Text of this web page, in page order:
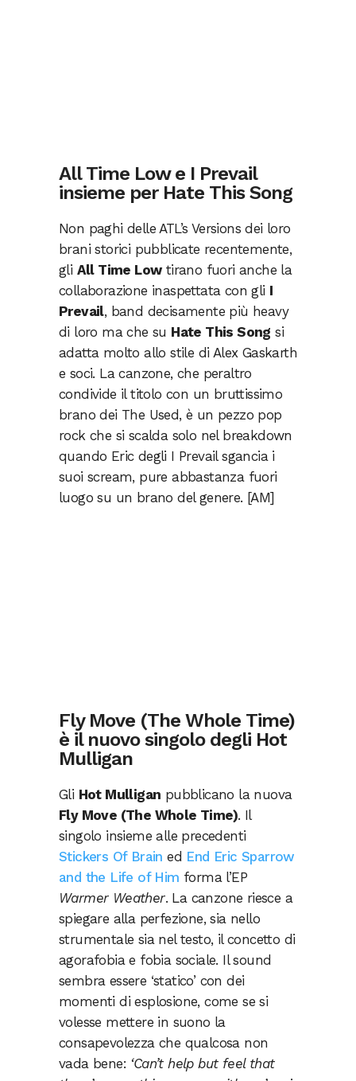
All Time Low e I Prevail
insieme per Hate This Song
Non paghi delle ATL’s Versions dei loro
brani storici pubblicate recentemente,
gli All Time Lowtirano fuori anche la
collaborazione inaspettata con gli I
Prevail, band decisamente più heavy
di loro ma che su Hate This Song si
adatta molto allo stile di Alex Gaskarth
e soci. La canzone, che peraltro
condivide il titolo con un bruttissimo
brano dei The Used, è un pezzo pop
rock che si scalda solo nel breakdown
quando Eric degli I Prevail sgancia i
suoi scream, pure abbastanza fuori
luogo su un brano del genere. [AM]
Fly Move (The Whole Time)
è il nuovo singolo degli Hot
Mulligan
Gli Hot Mulligan pubblicano la nuova
Fly Move (The Whole Time). Il
singolo insieme alle precedenti
Stickers Of Brain ed End Eric Sparrow
and the Life of Him forma l’EP
Warmer Weather. La canzone riesce a
spiegare alla perfezione, sia nello
strumentale sia nel testo, il concetto di
agorafobia e fobia sociale. Il sound
sembra essere ‘statico’ con dei
momenti di esplosione, come se si
volesse mettere in suono la
consapevolezza che qualcosa non
vada bene: ‘Can’t help but feel that